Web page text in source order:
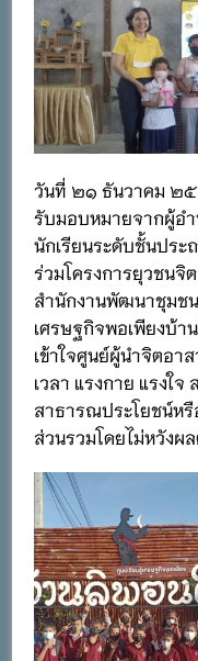
เนื่องในวั
กิจกรรม
ความปลอด
วันที่ ๒๑ ธันวาคม ๒๕
รับมอบหมายจากผู้อำ
นักเรียนระดับชั้นปร
ร่วมโครงการยุวชนจิ
สำนักงานพัฒนาชุมช
เศรษฐกิจพอเพียงบ้า
เข้าใจศูนย์ผู้นำจิตอา
เวลา แรงกาย แรงใ
สาธารณประโยชน์ห
ส่วนรวมโดยไม่หวังผ